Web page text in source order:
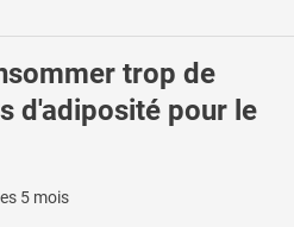
trop de
d'adiposité pour le
5 mois